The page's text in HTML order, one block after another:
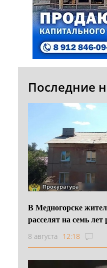
Последние
В Медногорске
расселят на семь
8 августа 12:18